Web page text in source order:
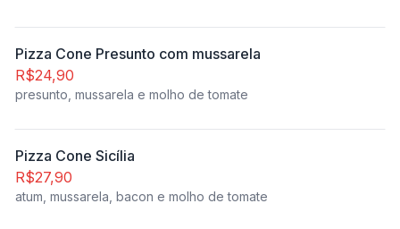
Pizza Cone Presunto com mussarela
R$24,90
presunto, mussarela e molho de tomate
Pizza Cone Sicília
R$27,90
atum, mussarela, bacon e molho de tomate